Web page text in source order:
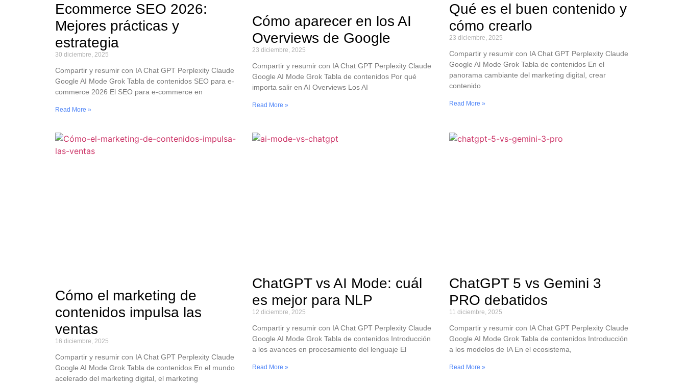
Ecommerce SEO 2026:
Mejores prácticas y
estrategia
30 diciembre, 2025
Compartir y resumir con IA Chat GPT Perplexity Claude
Google AI Mode Grok Tabla de contenidos SEO para e-
commerce 2026 El SEO para e-commerce en
Read More »
Cómo aparecer en los AI
Overviews de Google
23 diciembre, 2025
Compartir y resumir con IA Chat GPT Perplexity Claude
Google AI Mode Grok Tabla de contenidos Por qué
importa salir en AI Overviews Los AI
Read More »
Qué es el buen contenido y
cómo crearlo
23 diciembre, 2025
Compartir y resumir con IA Chat GPT Perplexity Claude
Google AI Mode Grok Tabla de contenidos En el
panorama cambiante del marketing digital, crear
contenido
Read More »
Cómo el marketing de
contenidos impulsa las
ventas
16 diciembre, 2025
Compartir y resumir con IA Chat GPT Perplexity Claude
Google AI Mode Grok Tabla de contenidos En el mundo
acelerado del marketing digital, el marketing
ChatGPT vs AI Mode: cuál
es mejor para NLP
12 diciembre, 2025
Compartir y resumir con IA Chat GPT Perplexity Claude
Google AI Mode Grok Tabla de contenidos Introducción
a los avances en procesamiento del lenguaje El
Read More »
ChatGPT 5 vs Gemini 3
PRO debatidos
11 diciembre, 2025
Compartir y resumir con IA Chat GPT Perplexity Claude
Google AI Mode Grok Tabla de contenidos Introducción
a los modelos de IA En el ecosistema,
Read More »